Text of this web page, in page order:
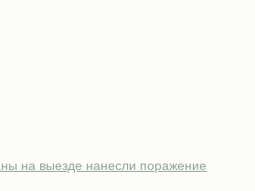
на выезде нанесли поражение